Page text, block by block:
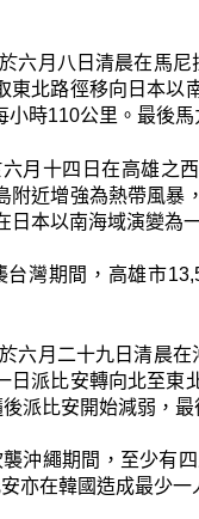
六月八日清晨在馬
東北路徑移向日本以
時110公里。最後
月十四日在高雄之
附近增強為熱帶風
日本以南海域演變為
灣期間，高雄市
六月二十九日清晨
日派比安轉向北至
派比安開始減弱，
沖繩期間，至少有
亦在韓國造成最少一